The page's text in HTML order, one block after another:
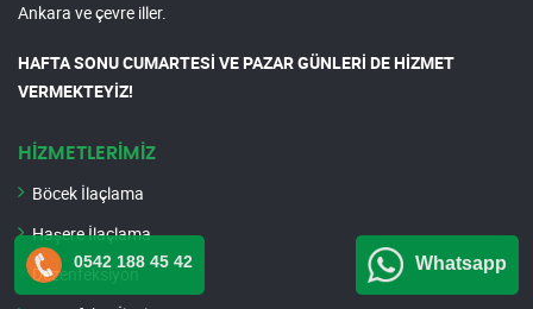
Ankara ve çevre iller.
HAFTA SONU CUMARTESİ VE PAZAR GÜNLERİ DE HİZMET
VERMEKTEYİZ!
HİZMETLERİMİZ
Böcek İlaçlama
Haşere İlaçlama
Dezenfeksiyon
0542 188 45 42 Whatsapp